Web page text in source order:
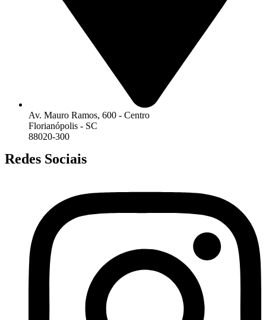
Av. Mauro Ramos, 600 - Centro
Florianópolis - SC
88020-300
Redes Sociais